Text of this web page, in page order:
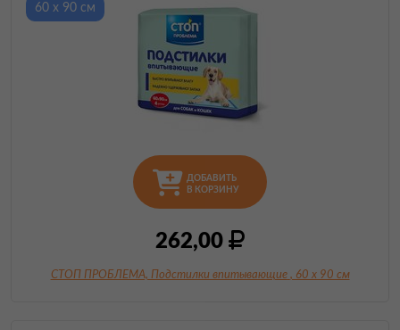
ДОБАВИТЬ
В КОРЗИНУ
262,00
60 х 90 см
СТОП ПРОБЛЕМА, Подстилки впитывающие , 60 х 90 см